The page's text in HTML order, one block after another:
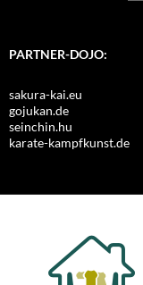
PARTNER-DOJO:
sakura-kai.eu
gojukan.de
seinchin.hu
karate-kampfkunst.de